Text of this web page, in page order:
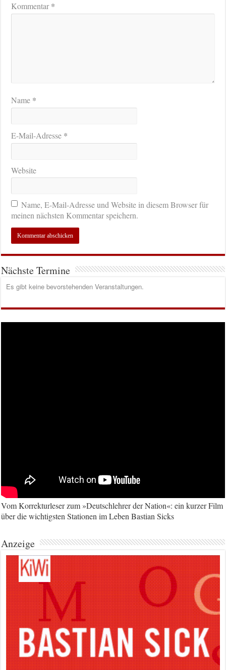
Kommentar*
Name *
E-Mail-Adresse *
Website
Name, E-Mail-Adresse und Website in diesem Browser für
meinen nächsten Kommentar speichern.
Nächste Termine
Es gibt keine bevorstehenden Veranstaltungen.
Vom Korrekturleser zum »Deutschlehrer der Nation«: ein kurzer Film
über die wichtigsten Stationen im Leben Bastian Sicks
Anzeige